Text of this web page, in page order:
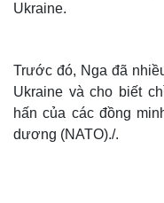
Ukraine.
Trước đó, Nga đã
Ukraine và cho biết
hấn của các đồng
dương (NATO)./.